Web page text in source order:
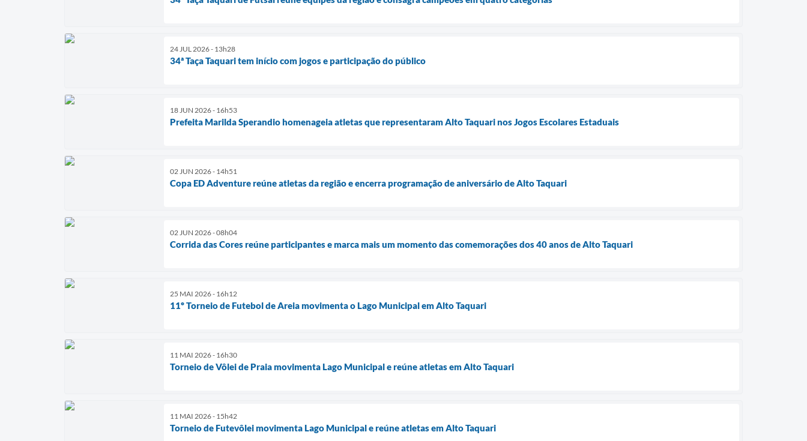
24 JUL 2026 - 13h28
34ª Taça Taquari tem início com jogos e participação do público
18 JUN 2026 - 16h53
Prefeita Marilda Sperandio homenageia atletas que representaram Alto Taquari nos Jogos Escolares Estaduais
02 JUN 2026 - 14h51
Copa ED Adventure reúne atletas da região e encerra programação de aniversário de Alto Taquari
02 JUN 2026 - 08h04
Corrida das Cores reúne participantes e marca mais um momento das comemorações dos 40 anos de Alto Taquari
25 MAI 2026 - 16h12
11º Torneio de Futebol de Areia movimenta o Lago Municipal em Alto Taquari
11 MAI 2026 - 16h30
Torneio de Vôlei de Praia movimenta Lago Municipal e reúne atletas em Alto Taquari
11 MAI 2026 - 15h42
Torneio de Futevôlei movimenta Lago Municipal e reúne atletas em Alto Taquari